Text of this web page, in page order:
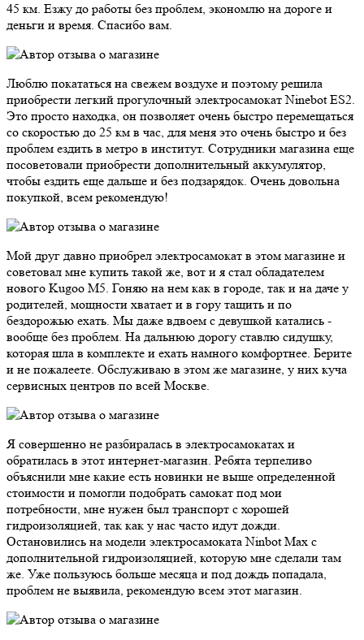
45 км. Езжу до работы без проблем, экономлю на дороге и
деньги и время. Спасибо вам.
Люблю покататься на свежем воздухе и поэтому решила
приобрести легкий прогулочный электросамокат Ninebot ES2.
Это просто находка, он позволяет очень быстро перемещаться
со скоростью до 25 км в час, для меня это очень быстро и без
проблем ездить в метро в институт. Сотрудники магазина еще
посоветовали приобрести дополнительный аккумулятор,
чтобы ездить еще дальше и без подзарядок. Очень довольна
покупкой, всем рекомендую!
Мой друг давно приобрел электросамокат в этом магазине и
советовал мне купить такой же, вот и я стал обладателем
нового Kugoo M5. Гоняю на нем как в городе, так и на даче у
родителей, мощности хватает и в гору тащить и по
бездорожью ехать. Мы даже вдвоем с девушкой катались -
вообще без проблем. На дальнюю дорогу ставлю сидушку,
которая шла в комплекте и ехать намного комфортнее. Берите
и не пожалеете. Обслуживаю в этом же магазине, у них куча
сервисных центров по всей Москве.
Я совершенно не разбиралась в электросамокатах и
обратилась в этот интернет-магазин. Ребята терпеливо
объяснили мне какие есть новинки не выше определенной
стоимости и помогли подобрать самокат под мои
потребности, мне нужен был транспорт с хорошей
гидроизоляцией, так как у нас часто идут дожди.
Остановились на модели электросамоката Ninbot Max с
дополнительной гидроизоляцией, которую мне сделали там
же. Уже пользуюсь больше месяца и под дождь попадала,
проблем не выявила, рекомендую всем этот магазин.